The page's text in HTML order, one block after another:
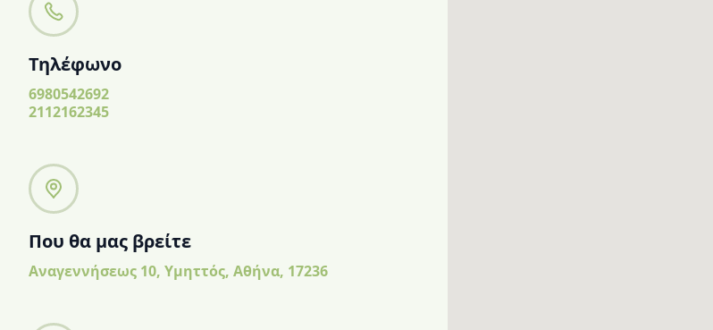
Τηλέφωνο
6980542692
2112162345
Που θα μας βρείτε
Αναγεννήσεως 10, Υμηττός, Αθήνα, 17236